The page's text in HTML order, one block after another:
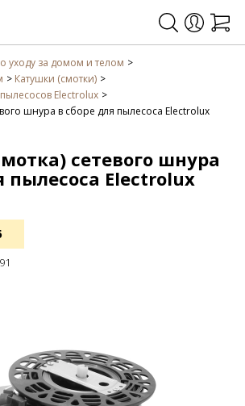
уходу за домом и телом
Катушки (смотки)
Electrolux
шнура в сборе для пылесоса Electrolux
сетевого шнура
пылесоса Electrolux